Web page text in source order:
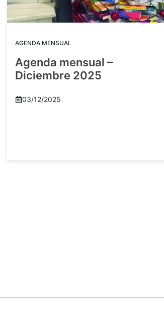
AGENDA MENSUAL
Agenda mensual –
Diciembre 2025
03/12/2025